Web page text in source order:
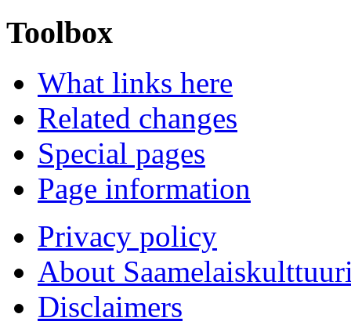
Toolbox
What links here
Related changes
Special pages
Page information
Privacy policy
About
Disclaimers